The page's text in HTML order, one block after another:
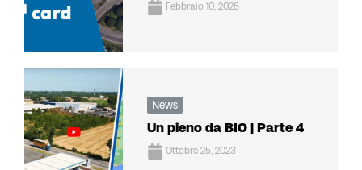
Febbraio 10, 2026
News
Un pieno da BIO | Parte 4
Ottobre 25, 2023